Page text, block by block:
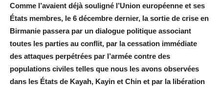
Comme l’avaient déjà souligné l’Union européenne et ses
États membres, le 6 décembre dernier, la sortie de crise en
Birmanie passera par un dialogue politique associant
toutes les parties au conflit, par la cessation immédiate
des attaques perpétrées par l’armée contre des
populations civiles telles que nous les avons observées
dans les États de Kayah, Kayin et Chin et par la libération